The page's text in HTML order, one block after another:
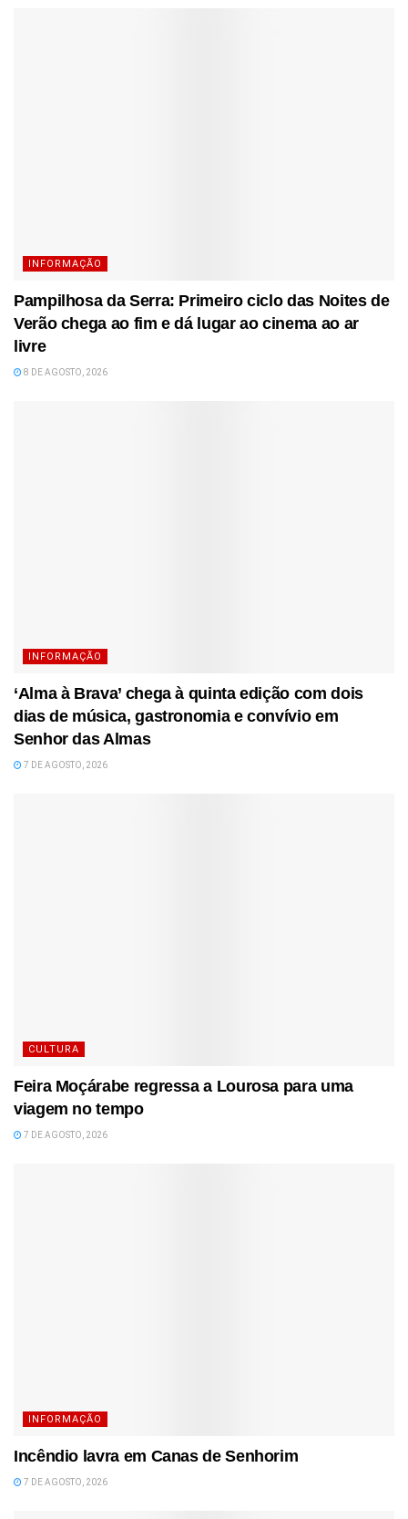
INFORMAÇÃO
Pampilhosa da Serra: Primeiro ciclo das Noites de
Verão chega ao fim e dá lugar ao cinema ao ar
livre
8 DE AGOSTO, 2026
INFORMAÇÃO
‘Alma à Brava’ chega à quinta edição com dois
dias de música, gastronomia e convívio em
Senhor das Almas
7 DE AGOSTO, 2026
CULTURA
Feira Moçárabe regressa a Lourosa para uma
viagem no tempo
7 DE AGOSTO, 2026
INFORMAÇÃO
Incêndio lavra em Canas de Senhorim
7 DE AGOSTO, 2026